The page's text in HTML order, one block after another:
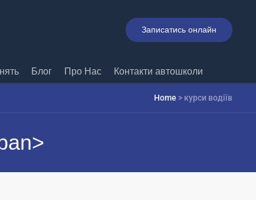
Записатись онлайн
Блог Про Нас Контакти автошколи
Home > курси водіїв